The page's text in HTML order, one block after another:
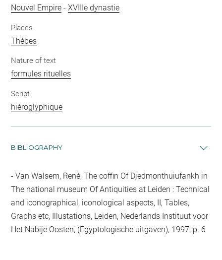
Nouvel Empire -XVIIIe dynastie
Places
Thèbes
Nature of text
formules rituelles
Script
hiéroglyphique
BIBLIOGRAPHY
Van Walsem, René, The coffin Of Djedmonthuiufankh in
The national museum Of Antiquities at Leiden : Technical
and iconographical, iconological aspects, II, Tables,
Graphs etc, Illustations, Leiden, Nederlands Instituut voor
Het Nabije Oosten, (Egyptologische uitgaven), 1997, p. 6